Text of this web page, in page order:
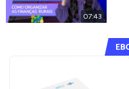
07:43